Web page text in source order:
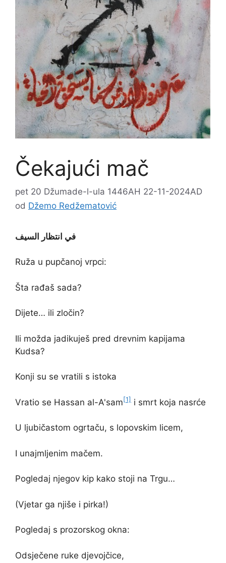
Čekajući mač
pet 20 Džumade-l-ula 1446AH 22-11-2024AD
od Džemo Redžematović
في انتظار السيف
Ruža u pupčanoj vrpci:
Šta rađaš sada?
Dijete… ili zločin?
Ili možda jadikuješ pred drevnim kapijama
Kudsa?
Konji su se vratili s istoka
Vratio se Hassan al-A'sam [1] i smrt koja nasrće
U ljubičastom ogrtaču, s lopovskim licem,
I unajmljenim mačem.
Pogledaj njegov kip kako stoji na Trgu…
(Vjetar ga njiše i pirka!)
Pogledaj s prozorskog okna:
Odsječene ruke djevojčice,